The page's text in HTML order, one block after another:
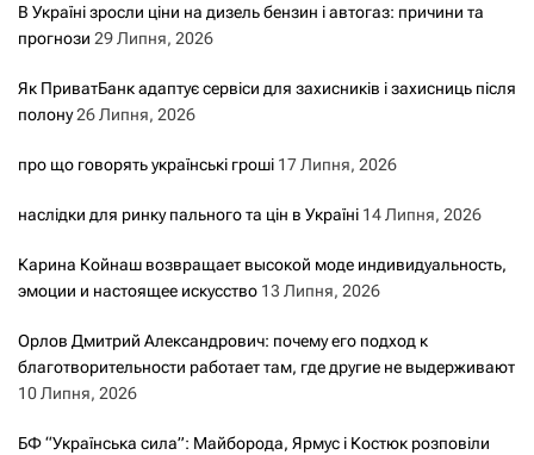
В Україні зросли ціни на дизель бензин і автогаз: причини та
прогнози 29 Липня, 2026
Як ПриватБанк адаптує сервіси для захисників і захисниць після
полону26 Липня, 2026
про що говорять українські гроші 17 Липня, 2026
наслідки для ринку пального та цін в Україні 14 Липня, 2026
Карина Койнаш возвращает высокой моде индивидуальность,
эмоции и настоящее искусство 13 Липня, 2026
Орлов Дмитрий Александрович: почему его подход к
благотворительности работает там, где другие не выдерживают
10 Липня, 2026
БФ “Українська сила”: Майборода, Ярмус і Костюк розповіли